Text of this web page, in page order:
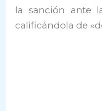
la sanción ante
calificándola de